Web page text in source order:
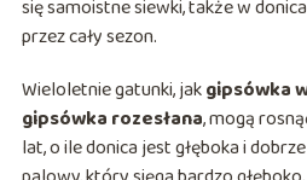
się samoistne siewki, także w
przez cały sezon.
Wieloletnie gatunki, jakgipsówka
gipsówka rozesłana, mogą
lat, o ile donica jest głęboka i